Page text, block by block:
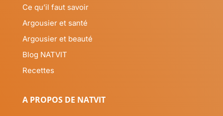
Ce qu’il faut savoir
Argousier et santé
Argousier et beauté
Blog NATVIT
Recettes
A PROPOS DE NATVIT